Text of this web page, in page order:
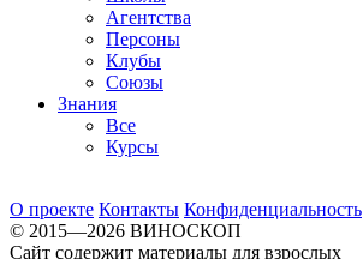
Агентства
Персоны
Клубы
Союзы
Знания
Все
Курсы
О проекте Контакты Конфиденциальность
© 2015—2026 ВИНОСКОП
Сайт содержит материалы для взрослых